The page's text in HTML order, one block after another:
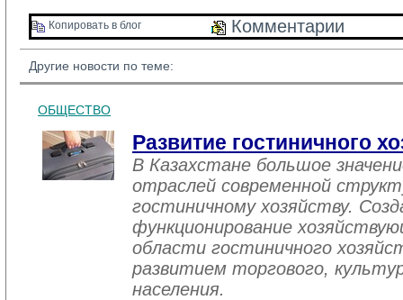
Копировать в блог Комментарии
Другие новости по теме:
ОБЩЕСТВО
Развитие гостиничного
В Казахстане большое
отраслей современной
гостиничному хозяйству.
функционирование
области гостиничного
развитием торгового,
населения.